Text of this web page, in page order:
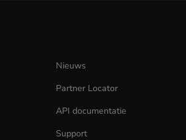
Nieuws
Partner Locator
API documentatie
Support